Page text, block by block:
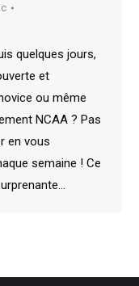
quelques jours,
et
ou même
NCAA ? Pas
en vous
semaine ! Ce